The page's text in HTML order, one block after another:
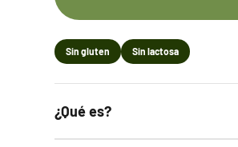
Sin gluten Sin lactosa
¿Qué es?